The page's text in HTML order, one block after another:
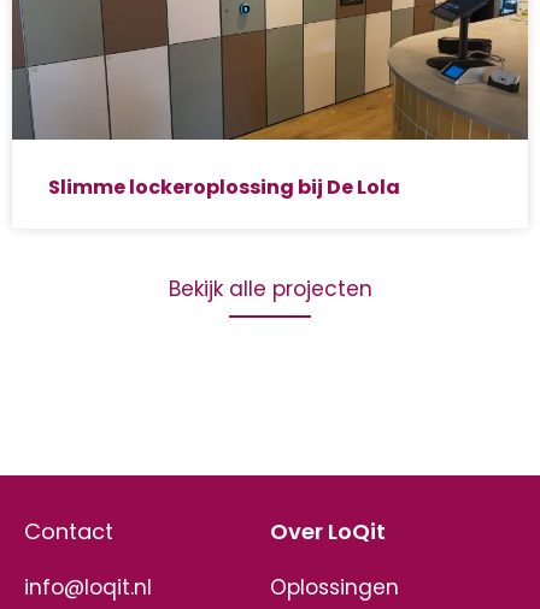
Slimme lockeroplossing bij De Lola
Bekijk alle projecten
Over LoQit
Oplossingen
Contact
info@loqit.nl